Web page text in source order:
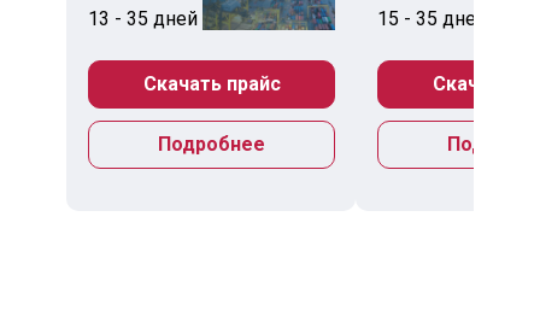
13 - 35 дней
Скачать прайс
Подробнее
15 - 35 дней
Скачать